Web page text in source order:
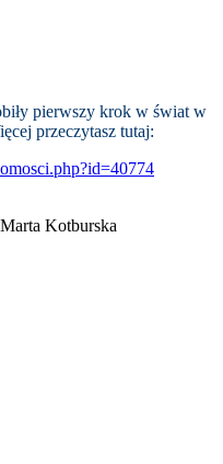
pierwszy krok w świat w
przeczytasz tutaj:
Kotburska